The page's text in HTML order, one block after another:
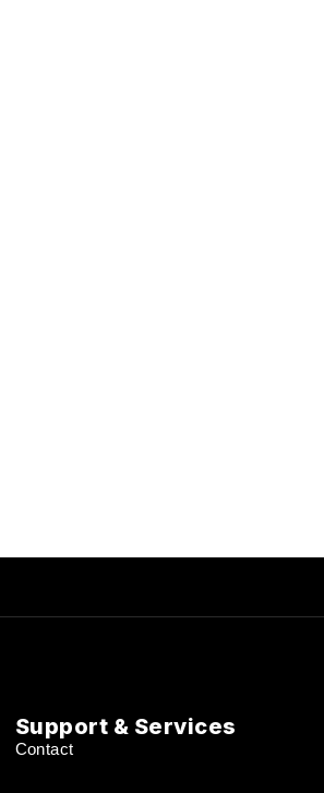
Support & Services
Contact